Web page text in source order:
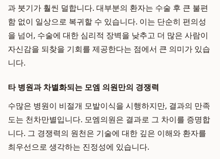
과 붓기가 훨씬 덜합니다. 대부분의 환자는 수술 후 큰 불편
함 없이 일상으로 복귀할 수 있습니다. 이는 단순히 편의성
을 넘어, 수술에 대한 심리적 장벽을 낮추고 더 많은 사람이
자신감을 되찾을 기회를 제공한다는 점에서 큰 의미가 있습
니다.
타 병원과 차별화되는 모엠 의원만의 경쟁력
수많은 병원이 비절개 모발이식을 시행하지만, 결과의 만족
도는 천차만별입니다. 모엠의원은 결과로 그 차이를 증명합
니다. 그 경쟁력의 원천은 기술에 대한 깊은 이해와 환자를
최우선으로 생각하는 진정성에 있습니다.